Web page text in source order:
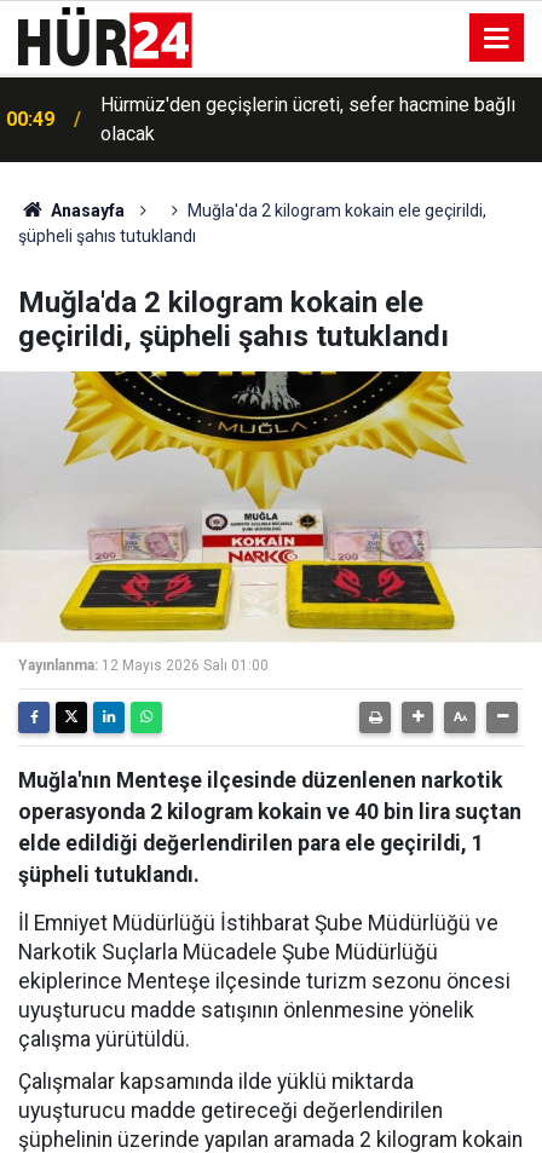
00:49
Hürmüz'den geçişlerin ücreti, sefer hacmine bağlı
olacak
Anasayfa
Muğla'da 2 kilogram kokain ele geçirildi,
şüpheli şahıs tutuklandı
Muğla'da 2 kilogram kokain ele
geçirildi, şüpheli şahıs tutuklandı
Yayınlanma: 12 Mayıs 2026 Salı 01:00
Muğla'nın Menteşe ilçesinde düzenlenen narkotik
operasyonda 2 kilogram kokain ve 40 bin lira suçtan
elde edildiği değerlendirilen para ele geçirildi, 1
şüpheli tutuklandı.
İl Emniyet Müdürlüğü İstihbarat Şube Müdürlüğü ve
Narkotik Suçlarla Mücadele Şube Müdürlüğü
ekiplerince Menteşe ilçesinde turizm sezonu öncesi
uyuşturucu madde satışının önlenmesine yönelik
çalışma yürütüldü.
Çalışmalar kapsamında ilde yüklü miktarda
uyuşturucu madde getireceği değerlendirilen
şüphelinin üzerinde yapılan aramada 2 kilogram kokain